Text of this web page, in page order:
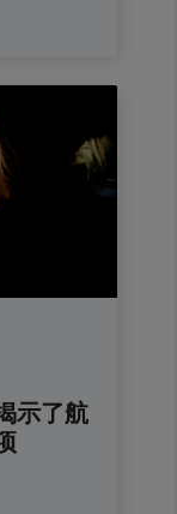
示了航